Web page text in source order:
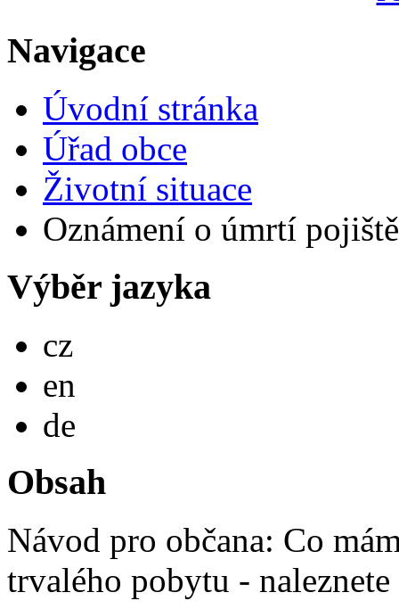
Navigace
Úvodní stránka
Úřad obce
Životní situace
Oznámení o úmrtí
Výběr jazyka
cz
en
de
Obsah
Návod pro občana: Co
trvalého pobytu - naleznete